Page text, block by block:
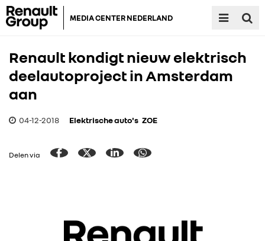
MEDIA CENTER NEDERLAND
Renault kondigt nieuw elektrisch
deelautoproject in Amsterdam
aan
04-12-2018 Elektrische auto's ZOE
Delen via